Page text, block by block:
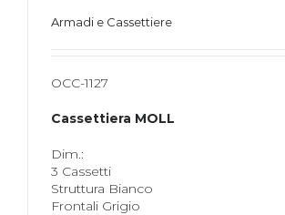
Armadi e Cassettiere
OCC-1127
Cassettiera MOLL
Dim.:
3 Cassetti
Struttura Bianco
Frontali Grigio